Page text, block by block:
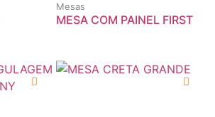
Mesas
MESA COM PAINEL FIRST